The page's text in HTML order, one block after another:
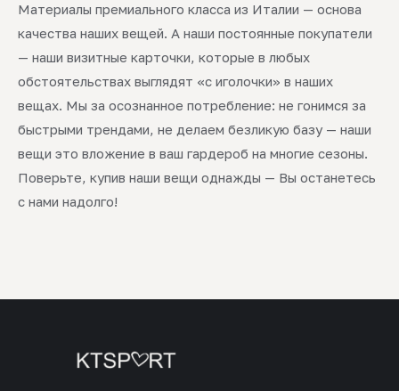
Материалы премиального класса из Италии — основа
качества наших вещей. А наши постоянные покупатели
— наши визитные карточки, которые в любых
обстоятельствах выглядят «с иголочки» в наших
вещах. Мы за осознанное потребление: не гонимся за
быстрыми трендами, не делаем безликую базу — наши
вещи это вложение в ваш гардероб на многие сезоны.
Поверьте, купив наши вещи однажды — Вы останетесь
с нами надолго!